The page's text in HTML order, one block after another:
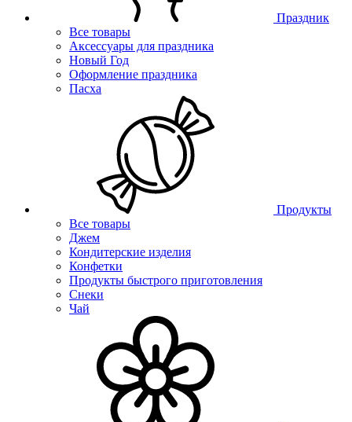
Праздник
Все товары
Аксессуары для праздника
Новый Год
Оформление праздника
Пасха
Продукты
Все товары
Джем
Кондитерские изделия
Конфетки
Продукты быстрого приготовления
Снеки
Чай